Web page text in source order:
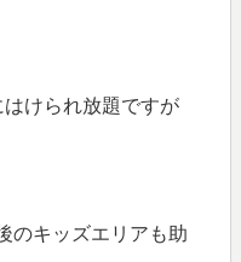
けられ放題ですが
のキッズエリアも助